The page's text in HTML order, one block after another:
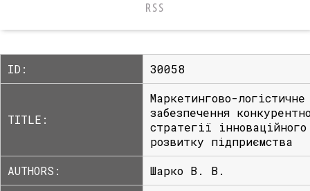
RSS
ID: 30058
TITLE:
Маркетингово-логістичне
забезпечення
стратегії інноваційного
розвитку підприємства
AUTHORS:
Шарко В. В.